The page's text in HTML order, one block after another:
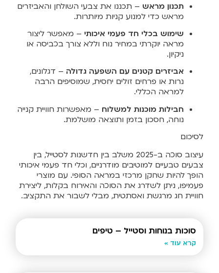
תכנון מראש – תכננו את צבעי השולחן והאביזרים
מראש כדי למנוע קניות מיותרות.
שימוש בכלי חד פעמי איכותי – מאפשר ליצור
מראה יוקרתי במחיר נוח וללא צורך בכביסה או
ניקיון.
אביזרים קטנים עם השפעה גדולה – דגלונים,
נרות או פרחים זולים יחסית, שמוסיפים הרבה
למראה הכללי.
חבילות מוכנות למשלוח – מאפשרות חוויית קנייה
נוחה, חסכון בזמן ותוצאה מושלמת.
לסיכום
עיצוב סוכה ב-2025 משלב בין חדשנות לסטייל, בין
צבעים טבעיים למוטיבים מודרניים, וכלי חד פעמי איכותי
הופך להיות שחקן מרכזי במראה הסופי. עם מוצרי
פעמיפו, ניתן לשדרג את הסוכה והאירוח בקלות, ליצירת
חוויית חג מרגשת ואסתטית, מבלי לשבור את התקציב.
סוכות בנוחות וסטייל – טיפים
קרא עוד »